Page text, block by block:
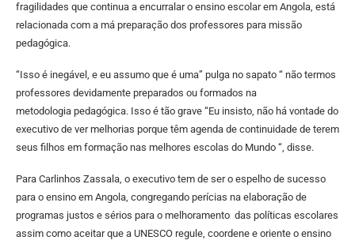
fragilidades que continua a encurralar o ensino escolar em Angola, está
relacionada com a má preparação dos professores para missão
pedagógica.
“Isso é inegável, e eu assumo que é uma” pulga no sapato “ não termos
professores devidamente preparados ou formados na
metodologia pedagógica. Isso é tão grave “Eu insisto, não há vontade do
executivo de ver melhorias porque têm agenda de continuidade de terem
seus filhos em formação nas melhores escolas do Mundo “, disse.
Para Carlinhos Zassala, o executivo tem de ser o espelho de sucesso
para o ensino em Angola, congregando perícias na elaboração de
programas justos e sérios para o melhoramento das políticas escolares
assim como aceitar que a UNESCO regule, coordene e oriente o ensino